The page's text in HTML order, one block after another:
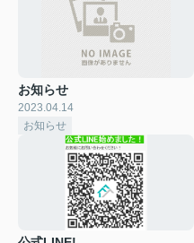
お知らせ
2023.04.14
お知らせ